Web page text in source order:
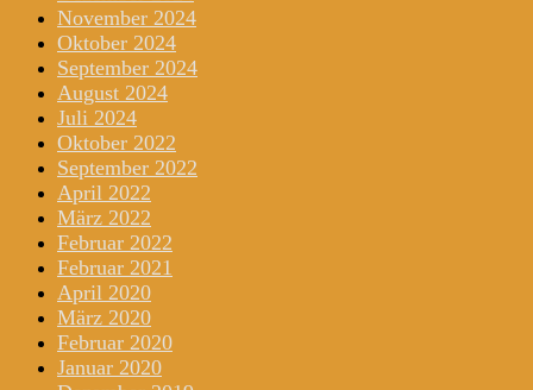
November 2024
Oktober 2024
September 2024
August 2024
Juli 2024
Oktober 2022
September 2022
April 2022
März 2022
Februar 2022
Februar 2021
April 2020
März 2020
Februar 2020
Januar 2020